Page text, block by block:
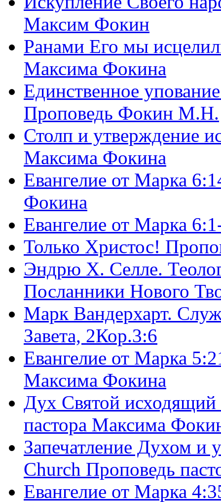
Максим Фокин
Ранами Его мы
Максима Фокина
Единственное
Проповедь Фокин М.Н.
Столп и утверждение
Максима Фокина
Евангелие от Марка
Фокина
Евангелие от Марка
Только Христос!
Эндрю Х. Селле.
Посланники Нового
Марк Вандерхарт.
Завета, 2Кор.3:6
Евангелие от Марка
Максима Фокина
Дух Святой
пастора Максима
Запечатление Духом и
Church Проповедь
Евангелие от Марка